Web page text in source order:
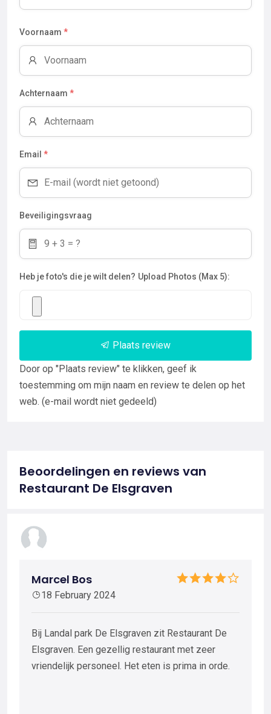
Voornaam *
Achternaam *
Email *
Beveiligingsvraag
Heb je foto's die je wilt delen? Upload Photos (Max 5):
Plaats review
Door op "Plaats review" te klikken, geef ik
toestemming om mijn naam en review te delen op het
web. (e-mail wordt niet gedeeld)
Beoordelingen en reviews van
Restaurant De Elsgraven
Marcel Bos
18 February 2024
Bij Landal park De Elsgraven zit Restaurant De
Elsgraven. Een gezellig restaurant met zeer
vriendelijk personeel. Het eten is prima in orde.